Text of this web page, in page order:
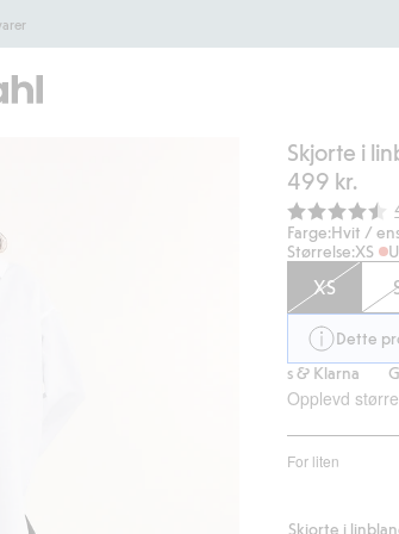
for deg som er
med andre tilbud
Skjorte i
499 kr.
Farge:Hvit /
Størrelse:XS
XS
Dette
Enkel betaling med Vipps & Klarna Gratis
Opplevd
For liten
av
Skjorte i